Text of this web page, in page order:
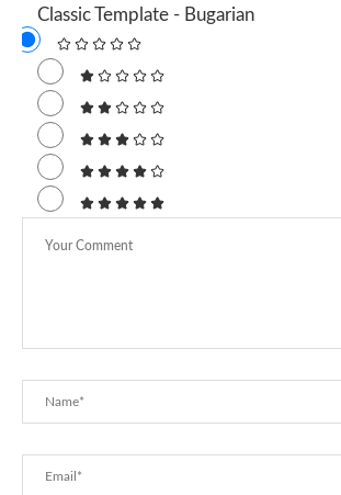
Classic Template - Bugarian